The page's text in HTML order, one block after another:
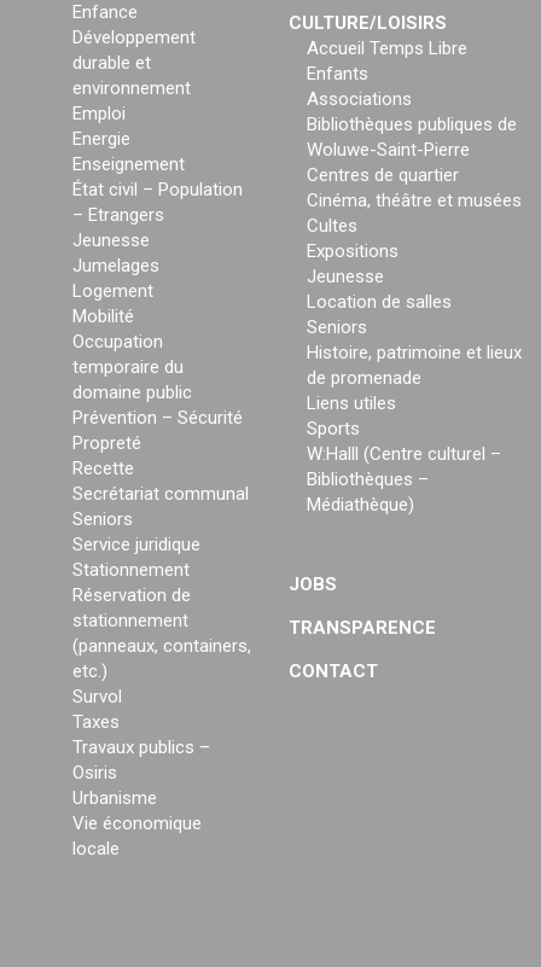
Enfance
Développement
durable et
environnement
Emploi
Energie
Enseignement
État civil – Population
– Etrangers
Jeunesse
Jumelages
Logement
Mobilité
Occupation
temporaire du
domaine public
Prévention – Sécurité
Propreté
Recette
Secrétariat communal
Seniors
Service juridique
Stationnement
Réservation de
stationnement
(panneaux, containers,
etc.)
Survol
Taxes
Travaux publics –
Osiris
Urbanisme
Vie économique
locale
CULTURE/LOISIRS
Accueil Temps Libre
Enfants
Associations
Bibliothèques publiques de
Woluwe-Saint-Pierre
Centres de quartier
Cinéma, théâtre et musées
Cultes
Expositions
Jeunesse
Location de salles
Seniors
Histoire, patrimoine et lieux
de promenade
Liens utiles
Sports
W:Halll (Centre culturel –
Bibliothèques –
Médiathèque)
JOBS
TRANSPARENCE
CONTACT